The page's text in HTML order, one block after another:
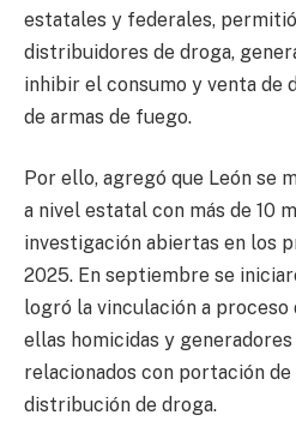
estatales y federales,
distribuidores de droga,
inhibir el consumo y venta de
de armas de fuego.
Por ello, agregó que León se
a nivel estatal con más de 10
investigación abiertas en los
2025. En septiembre se
logró la vinculación a proceso
ellas homicidas y
relacionados con portación
distribución de droga.